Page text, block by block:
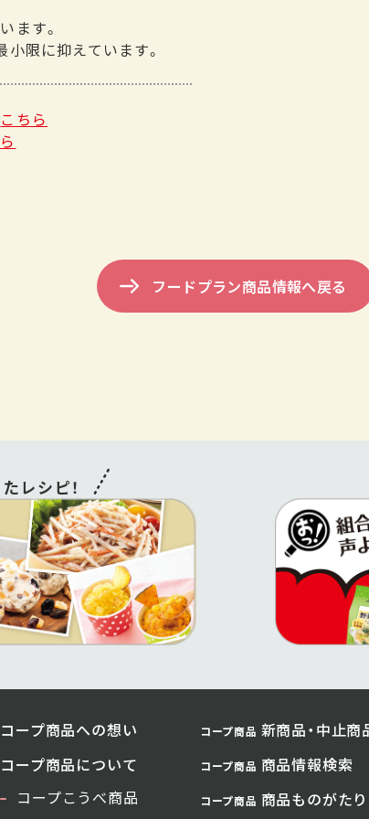
ます。
限に抑えています。
こちら
フードプラン商品情報へ戻る
レシピ！
コープ商品への想い
コープ商品について
コープこうべ商品
コープ商品 新商品・中止
コープ商品 商品情報検索
コープ商品 商品ものがたり